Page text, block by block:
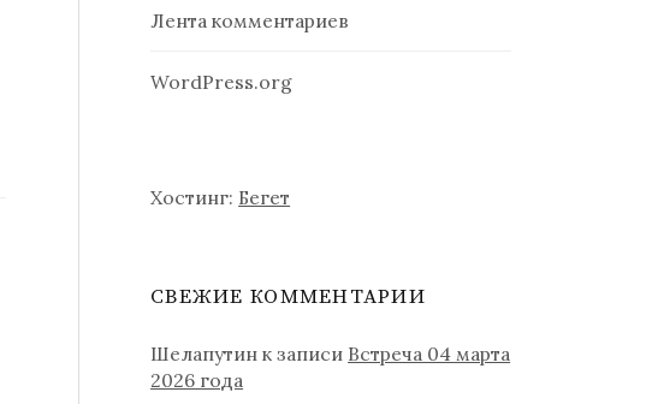
Лента комментариев
WordPress.org
Хостинг: Бегет
СВЕЖИЕ КОММЕНТАРИИ
Шелапутин к записи Встреча 04 марта
2026 года